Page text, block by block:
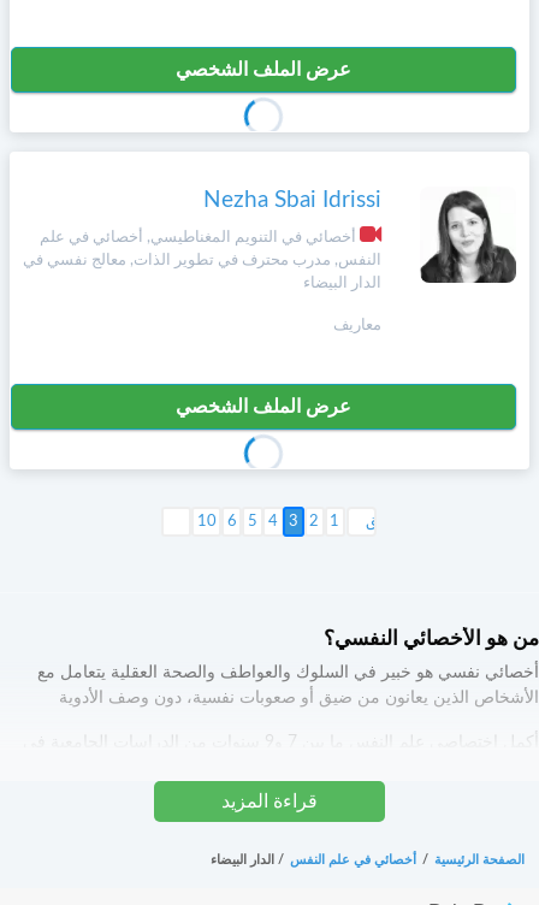
عرض الملف الشخصي
Nezha Sbai Idrissi
أخصائي في التنويم المغناطيسي, أخصائي في علم
النفس, مدرب محترف في تطوير الذات, معالج نفسي في
الدار البيضاء
معاريف
عرض الملف الشخصي
1
2
3
4
5
6
10التالي >
من هو الأخصائي النفسي؟
أخصائي نفسي هو خبير في السلوك والعواطف والصحة العقلية يتعامل مع
الأشخاص الذين يعانون من ضيق أو صعوبات نفسية، دون وصف الأدوية
لمساعدة مرضاه في حل مشاكلهم النفسية، يجوز له، في بعض الحالات،
العمل بالتعاون مع طبيب نفسي
ما هي وظيفة الأخصائي النفسي ؟
قراءة المزيد
الصفحة الرئيسية / أخصائي في علم النفس / الدار البيضاء